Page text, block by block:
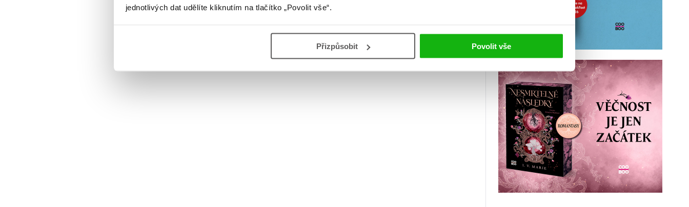
jednotlivých dat udělíte kliknutím na tlačítko „Povolit vše“.
Přizpůsobit Povolit vše